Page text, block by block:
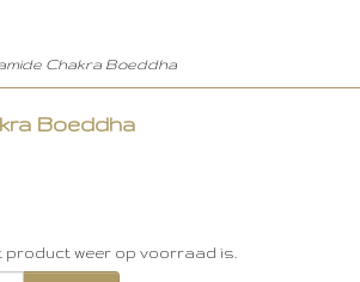
Chakra Boeddha
Boeddha
weer op voorraad is.